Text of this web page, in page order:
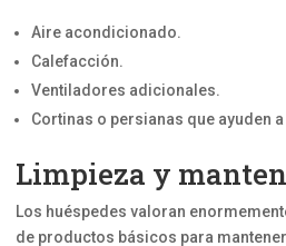
Aire acondicionado.
Calefacción.
Ventiladores adicionales.
Cortinas o persianas que ayuden
Limpieza y
Los huéspedes valoran
de productos básicos para